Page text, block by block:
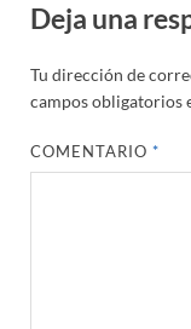
Deja una
Tu dirección de
campos obligatorios
COMENTARIO*